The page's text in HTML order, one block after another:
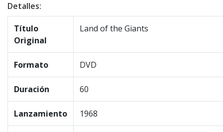
Detalles:
Título
Original
Land of the Giants
Formato DVD
Duración 60
Lanzamiento 1968